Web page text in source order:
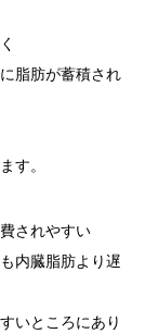
脂肪が蓄積され
す。
されやすい
内臓脂肪より遅
いところにあり